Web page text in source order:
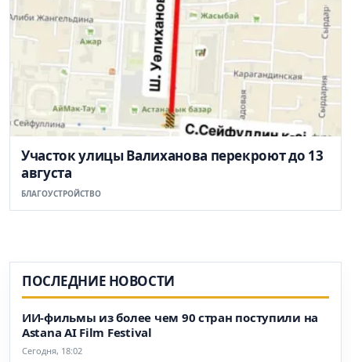
Участок улицы Валиханова перекроют до 13
августа
БЛАГОУСТРОЙСТВО
ПОСЛЕДНИЕ НОВОСТИ
ИИ-фильмы из более чем 90 стран поступили на
Astana AI Film Festival
Сегодня, 18:02